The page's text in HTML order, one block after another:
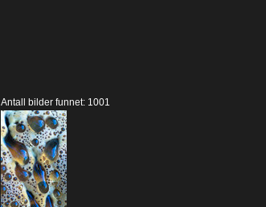
Antall bilder funnet: 1001